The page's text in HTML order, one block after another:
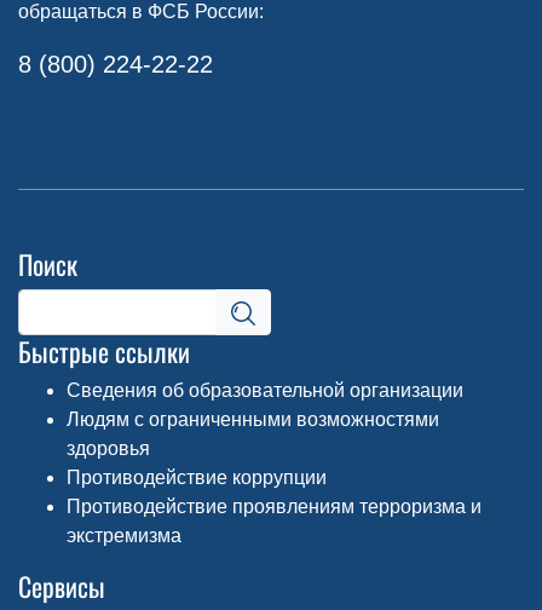
обращаться в ФСБ России:
8 (800) 224-22-22
Поиск
Быстрые ссылки
Сведения об образовательной организации
Людям с ограниченными возможностями
здоровья
Противодействие коррупции
Противодействие проявлениям терроризма и
экстремизма
Сервисы